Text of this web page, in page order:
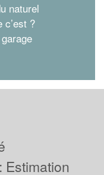
naturel
c’est ?
Estimation